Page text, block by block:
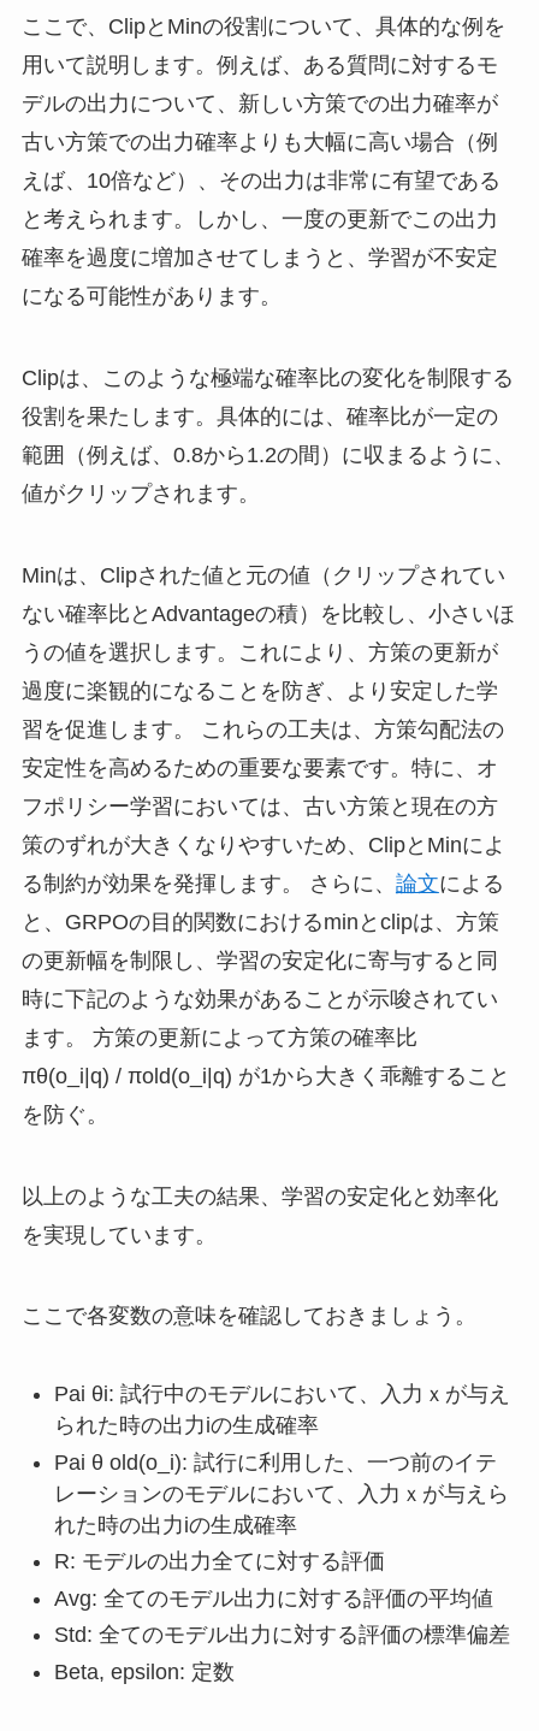
ここで、ClipとMinの役割について、具体的な例を
用いて説明します。例えば、ある質問に対するモ
デルの出力について、新しい方策での出力確率が
古い方策での出力確率よりも大幅に高い場合（例
えば、10倍など）、その出力は非常に有望である
と考えられます。しかし、一度の更新でこの出力
確率を過度に増加させてしまうと、学習が不安定
になる可能性があります。
Clipは、このような極端な確率比の変化を制限する
役割を果たします。具体的には、確率比が一定の
範囲（例えば、0.8から1.2の間）に収まるように、
値がクリップされます。
Minは、Clipされた値と元の値（クリップされてい
ない確率比とAdvantageの積）を比較し、小さいほ
うの値を選択します。これにより、方策の更新が
過度に楽観的になることを防ぎ、より安定した学
習を促進します。 これらの工夫は、方策勾配法の
安定性を高めるための重要な要素です。特に、オ
フポリシー学習においては、古い方策と現在の方
策のずれが大きくなりやすいため、ClipとMinによ
る制約が効果を発揮します。 さらに、 論文による
と、GRPOの目的関数におけるminとclipは、方策
の更新幅を制限し、学習の安定化に寄与すると同
時に下記のような効果があることが示唆されてい
ます。 方策の更新によって方策の確率比
πθ(o_i|q) / πold(o_i|q) が1から大きく乖離すること
を防ぐ。
以上のような工夫の結果、学習の安定化と効率化
を実現しています。
ここで各変数の意味を確認しておきましょう。
Pai θi: 試行中のモデルにおいて、入力ｘが与え
られた時の出力iの生成確率
Pai θ old(o_i): 試行に利用した、一つ前のイテ
レーションのモデルにおいて、入力ｘが与えら
れた時の出力iの生成確率
R: モデルの出力全てに対する評価
Avg: 全てのモデル出力に対する評価の平均値
Std: 全てのモデル出力に対する評価の標準偏差
Beta, epsilon: 定数